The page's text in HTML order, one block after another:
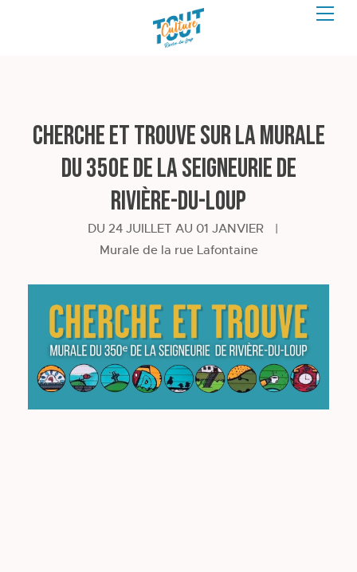
Cherche et trouve sur la murale
du 350e de la seigneurie de
Rivière-du-Loup
DU 24 JUILLET AU 01 JANVIER
|
Murale de la rue Lafontaine